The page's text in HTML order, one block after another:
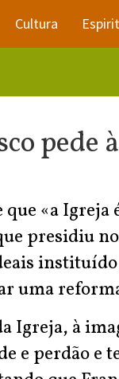
Cultura
pede
«a Igreja
presidiu
uma
Igreja, à
e perdão e